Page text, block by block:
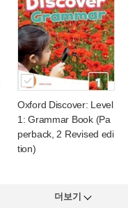
Oxford Discover: Level
1: Grammar Book (Pa
perback, 2 Revised edi
tion)
더보기